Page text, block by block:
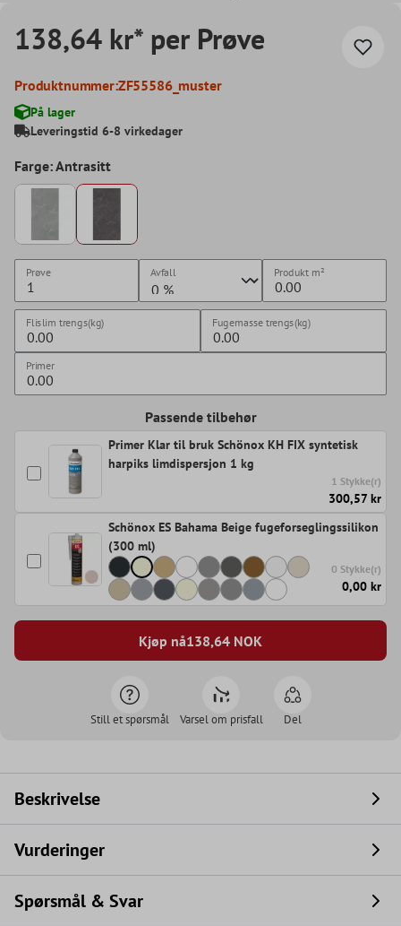
138,64 kr* per Prøve
Produktnummer:ZF55586_muster
På lager
Leveringstid 6-8 virkedager
Farge: Antrasitt
Prøve Avfall Produkt m²
Flislim trengs(kg) Fugemasse trengs(kg)
Primer
Passende tilbehør
Primer Klar til bruk Schönox KH FIX syntetisk
harpiks limdispersjon 1 kg
1 Stykke(r)
300,57 kr
Schönox ES Bahama Beige fugeforseglingssilikon
(300 ml)
0 Stykke(r)
0,00 kr
Kjøp nå138,64 NOK
Still et spørsmål Varsel om prisfall Del
Beskrivelse
Vurderinger
Spørsmål & Svar